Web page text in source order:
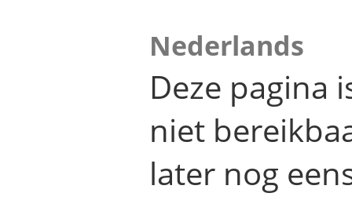
Nederlands
Deze pagina
niet
later nog